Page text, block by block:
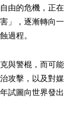
由的危機，正在
」，逐漸轉向一
過程。
與警棍，而可能
攻擊，以及對媒
試圖向世界發出